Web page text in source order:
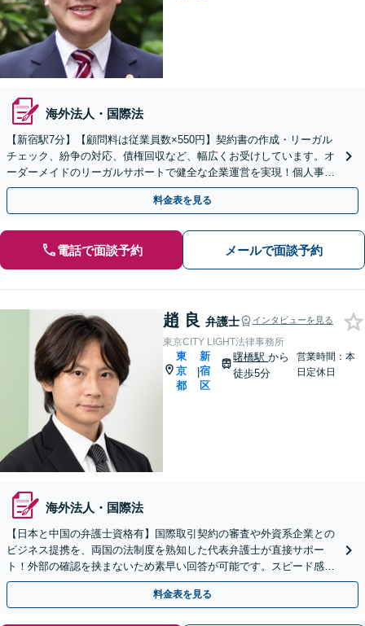
海外法人・国際法
【新宿駅7分】【顧問料は従業員数×550円】契約書の作成・リーガル
チェック、紛争の対応、債権回収など、幅広くお受けしています。オ
ーダーメイドのリーガルサポートで健全な企業運営を実現！個人事業
主・フリーランスの方もお気軽にご相談ください。
料金表を見る
電話で面談予約 メールで面談予約
趙 良 弁護士 インタビューを見る
東京CITY LIGHT法律事務所
東
京
都
|
新
宿
区
曙橋駅から
徒歩5分
営業時間：本
日定休日
海外法人・国際法
【日本と中国の弁護士資格有】国際取引契約の審査や外資系企業との
ビジネス提携を、両国の法制度を熟知した代表弁護士が直接サポー
ト！外部の確認を挟まないため素早い回答が可能です。スピード感重
視の企業様はご相談ください【初回相談無料】
料金表を見る